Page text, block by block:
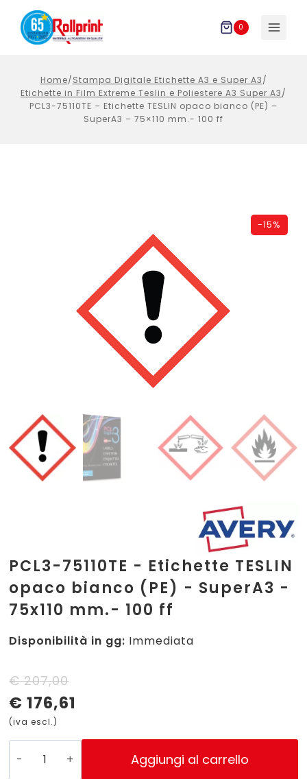
Salta
contenuto
0
Home/Stampa Digitale Etichette A3 e Super A3/
Etichette in Film Extreme Teslin e Poliestere A3 Super A3/
PCL3-75110TE – Etichette TESLIN opaco bianco (PE) –
SuperA3 – 75×110 mm.- 100 ff
-15%
PCL3-75110TE - Etichette TESLIN
opaco bianco (PE) - SuperA3 -
75x110 mm.- 100 ff
Disponibilità in gg: Immediata
€207,00
Il
prezzo
originale
era:
€ 176,61
Il
prezzo
attuale
è:
(iva escl.)
PCL3-
Aggiungi al carrello